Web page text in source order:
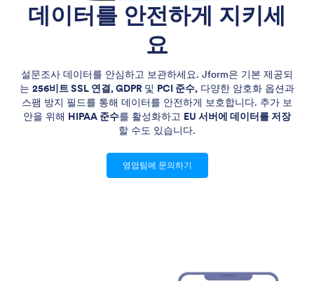
데이터를 안전하게 지키세
요
설문조사 데이터를 안심하고 보관하세요. Jform은 기본 제공되
는 256비트 SSL 연결, GDPR 및 PCI 준수, 다양한 암호화 옵션과
스팸 방지 필드를 통해 데이터를 안전하게 보호합니다. 추가 보
안을 위해 HIPAA 준수를 활성화하고 EU 서버에 데이터를 저장
할 수도 있습니다.
영업팀에 문의하기